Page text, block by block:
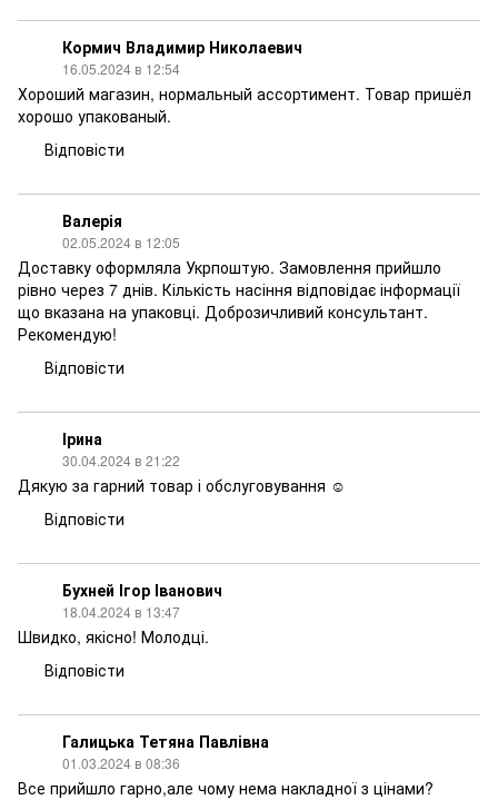
Кормич Владимир Николаевич
16.05.2024 в 12:54
Хороший магазин, нормальный ассортимент. Товар пришёл
хорошо упакованый.
Відповісти
Валерія
02.05.2024 в 12:05
Доставку оформляла Укрпоштую. Замовлення прийшло
рівно через 7 днів. Кількість насіння відповідає інформації
що вказана на упаковці. Доброзичливий консультант.
Рекомендую!
Відповісти
Ірина
30.04.2024 в 21:22
Дякую за гарний товар і обслуговування ☺️
Відповісти
Бухней Ігор Іванович
18.04.2024 в 13:47
Швидко, якісно! Молодці.
Відповісти
Галицька Тетяна Павлівна
01.03.2024 в 08:36
Все прийшло гарно,але чому нема накладної з цінами?